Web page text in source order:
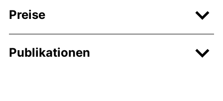
Preise
Publikationen